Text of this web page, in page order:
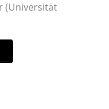
(Universität